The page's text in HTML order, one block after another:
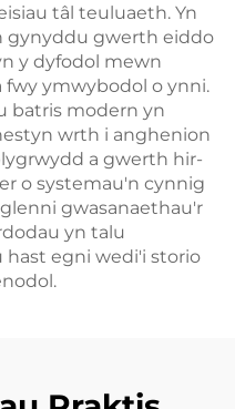
tâl teuluaeth. Yn
gynyddu gwerth eiddo
y dyfodol mewn
fwy ymwybodol o ynni.
batris modern yn
wrth i anghenion
a gwerth hir-
o systemau'n cynnig
gwasanaethau'r
yn talu
egni wedi'i storio